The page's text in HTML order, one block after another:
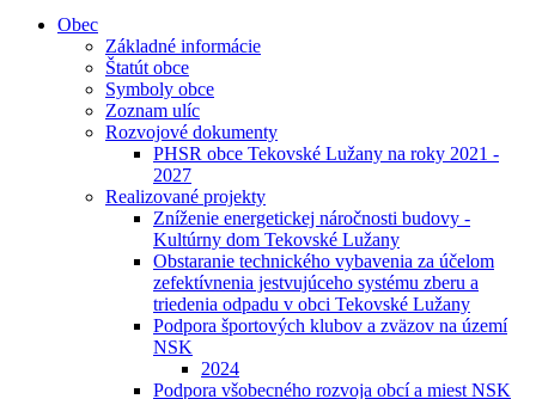
Obec
Základné informácie
Štatút obce
Symboly obce
Zoznam ulíc
Rozvojové dokumenty
PHSR obce Tekovské Lužany na roky 2021 -
2027
Realizované projekty
Zníženie energetickej náročnosti budovy -
Kultúrny dom Tekovské Lužany
Obstaranie technického vybavenia za účelom
zefektívnenia jestvujúceho systému zberu a
triedenia odpadu v obci Tekovské Lužany
Podpora športových klubov a zväzov na území
NSK
2024
Podpora všobecného rozvoja obcí a miest NSK